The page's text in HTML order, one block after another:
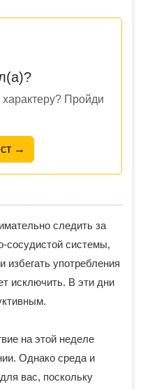
характеру? Пройди
→
следить за
сосудистой системы,
избегать употребления
исключить. В эти дни
на этой неделе
Однако среда и
вас, поскольку